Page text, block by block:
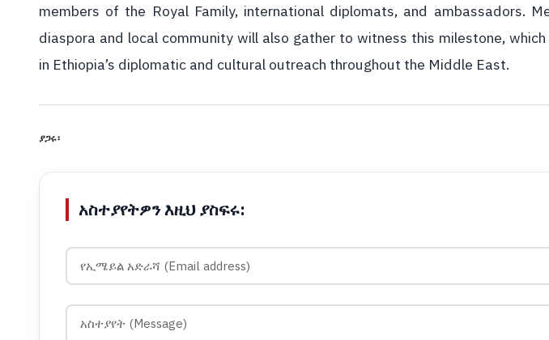
members of the Royal Family, international diplomats, and ambassadors.
diaspora and local community will also gather to witness this milestone,
in Ethiopia’s diplomatic and cultural outreach throughout the Middle East.
ያጋሩ፡
አስተያየትዎን እዚህ ያስፍሩ: